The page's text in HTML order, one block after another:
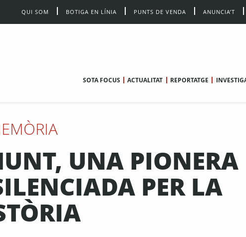
QUI SOM BOTIGA EN LÍNIA PUNTS DE VENDA ANUNCIA’T
SOTA FOCUS ACTUALITAT REPORTATGE
UNA PIONERA
PER LA